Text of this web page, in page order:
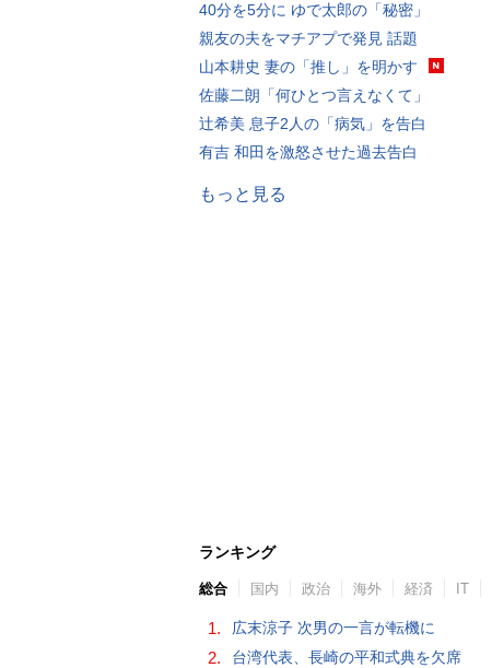
40分を5分に ゆで太郎の「秘密」
親友の夫をマチアプで発見 話題
山本耕史 妻の「推し」を明かす
佐藤二朗「何ひとつ言えなくて」
辻希美 息子2人の「病気」を告白
有吉 和田を激怒させた過去告白
もっと見る
ランキング
総合 国内 政治 海外 経済 IT
1. 広末涼子 次男の一言が転機に
2. 台湾代表、長崎の平和式典を欠席